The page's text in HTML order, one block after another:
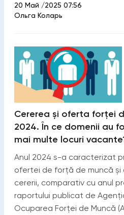
20 Май /2025 07:56
Ольга Коларь
Cererea și oferta forței
2024. În ce domenii au
mai multe locuri
Anul 2024 s-a caracterizat
ofertei de forță de muncă și
cererii, comparativ cu anul
raportului publicat de
Ocuparea Forței de Muncă